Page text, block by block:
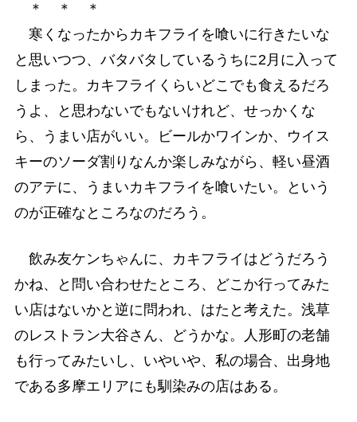
＊ ＊ ＊
寒くなったからカキフライを喰いに行きたいな
と思いつつ、バタバタしているうちに2月に入って
しまった。カキフライくらいどこでも食えるだろ
うよ、と思わないでもないけれど、せっかくな
ら、うまい店がいい。ビールかワインか、ウイス
キーのソーダ割りなんか楽しみながら、軽い昼酒
のアテに、うまいカキフライを喰いたい。という
のが正確なところなのだろう。
飲み友ケンちゃんに、カキフライはどうだろう
かね、と問い合わせたところ、どこか行ってみた
い店はないかと逆に問われ、はたと考えた。浅草
のレストラン大谷さん、どうかな。人形町の老舗
も行ってみたいし、いやいや、私の場合、出身地
である多摩エリアにも馴染みの店はある。